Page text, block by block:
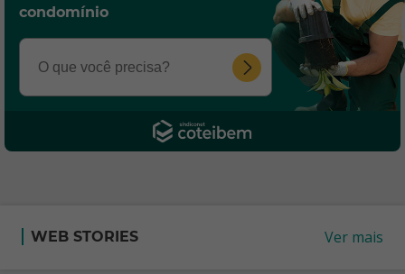
condomínio
WEB STORIES Ver mais